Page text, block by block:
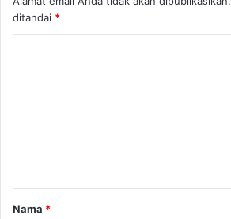
ditandai *
a
r
Nama *